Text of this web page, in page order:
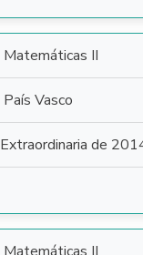
Matemáticas II
País Vasco
Extraordinaria de